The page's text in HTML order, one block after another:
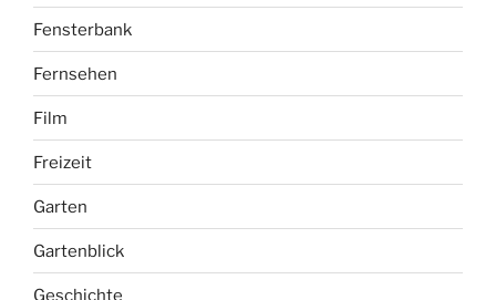
Fensterbank
Fernsehen
Film
Freizeit
Garten
Gartenblick
Geschichte